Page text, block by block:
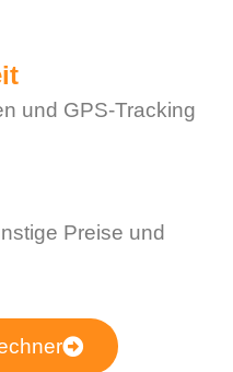
und GPS-Tracking
Preise und